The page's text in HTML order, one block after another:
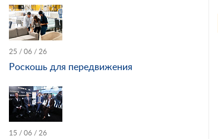
25 / 06 / 26
Роскошь для передвижения
15 / 06 / 26